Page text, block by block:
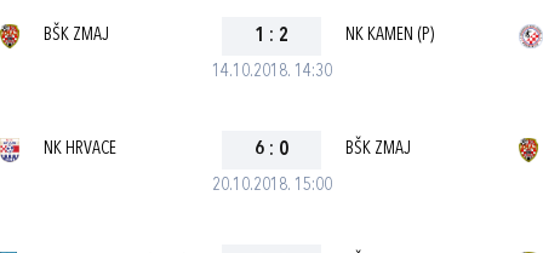
14.10.2018. 14:30
BŠK ZMAJ 1 : 2 NK KAMEN (P)
20.10.2018. 15:00
NK HRVACE 6 : 0 BŠK ZMAJ